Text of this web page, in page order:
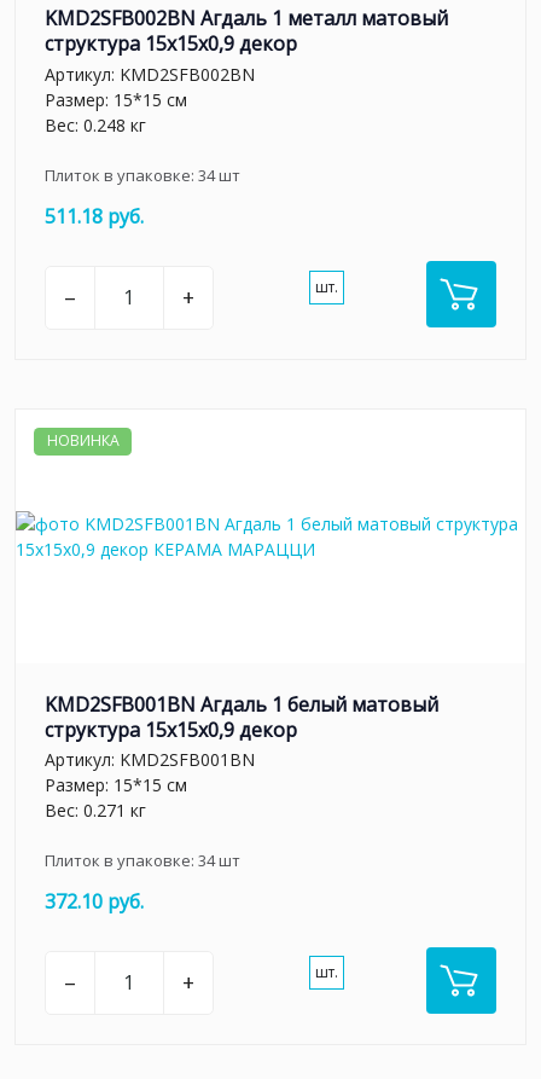
KMD2SFB002BN Агдаль 1 металл матовый
структура 15x15x0,9 декор
Артикул: KMD2SFB002BN
Размер: 15*15 см
Вес: 0.248 кг
Плиток в упаковке: 34шт
511.18 руб.
– + шт.
НОВИНКА
KMD2SFB001BN Агдаль 1 белый матовый
структура 15x15x0,9 декор
Артикул: KMD2SFB001BN
Размер: 15*15 см
Вес: 0.271 кг
Плиток в упаковке: 34шт
372.10 руб.
– + шт.